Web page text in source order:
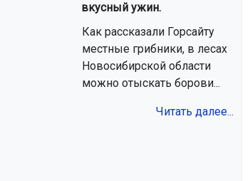
вкусный ужин.
Как рассказали Горсайту
местные грибники, в лесах
Новосибирской области
можно отыскать борови...
Читать далее...